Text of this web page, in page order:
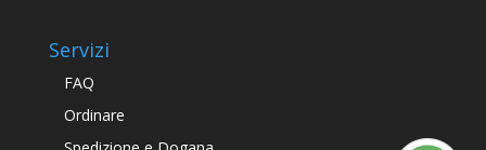
Servizi
FAQ
Ordinare